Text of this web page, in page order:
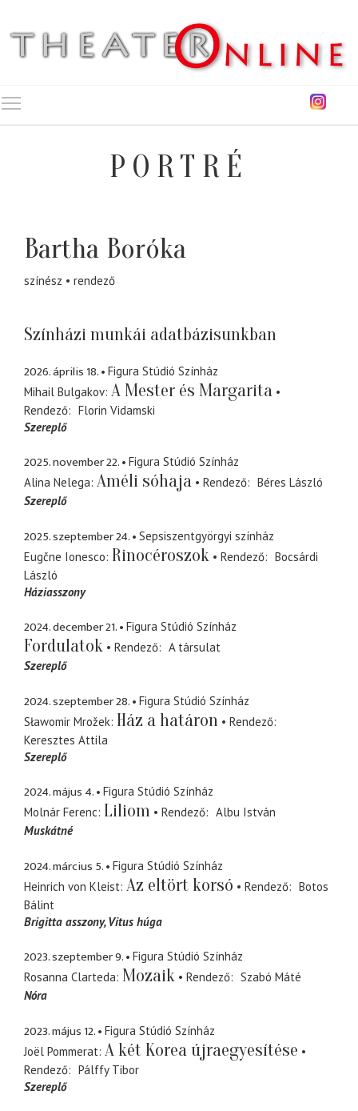
PORTRÉ
Bartha Boróka
színész rendező
Színházi munkái adatbázisunkban
2026. április 18.
Figura Stúdió Színház
Mihail Bulgakov A Mester és Margarita
Rendező
Florin Vidamski
Szereplő
2025. november 22.
Figura Stúdió Színház
Alina Nelega Améli sóhaja Rendező
Béres László
Szereplő
2025. szeptember 24.
Sepsiszentgyörgyi színház
Eugčne Ionesco Rinocéroszok Rendező
Bocsárdi
László
Háziasszony
2024. december 21. Figura Stúdió Színház
Fordulatok Rendező
A társulat
Szereplő
2024. szeptember 28.
Figura Stúdió Színház
Sławomir Mrožek Ház a határon
Rendező
Keresztes Attila
Szereplő
2024. május 4.
Figura Stúdió Színház
Molnár Ferenc Liliom Rendező
Albu István
Muskátné
2024. március 5.
Figura Stúdió Színház
Heinrich von Kleist Az eltört korsó Rendező
Botos
Bálint
Brigitta asszony Vitus húga
2023. szeptember 9.
Figura Stúdió Színház
Rosanna Clarteda Mozaik Rendező
Szabó Máté
Nóra
2023. május 12.
Figura Stúdió Színház
Joël Pommerat A két Korea újraegyesítése
Rendező
Pálffy Tibor
Szereplő